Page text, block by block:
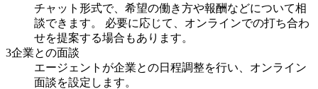
チャット形式で、希望の働き方や報酬などについて相
談できます。 必要に応じて、オンラインでの打ち合わ
せを提案する場合もあります。
3企業との面談
エージェントが企業との日程調整を行い、オンライン
面談を設定します。